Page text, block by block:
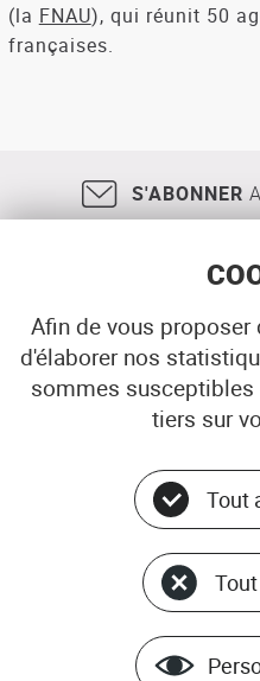
(la FNAU), qui réunit 50
françaises.
S'ABONNER
18, rue Jean
02 98 33 51
©
PLAN
DONNÉES
GÉRER
Afin de vous
d'élaborer nos
sommes
tiers sur
Tout